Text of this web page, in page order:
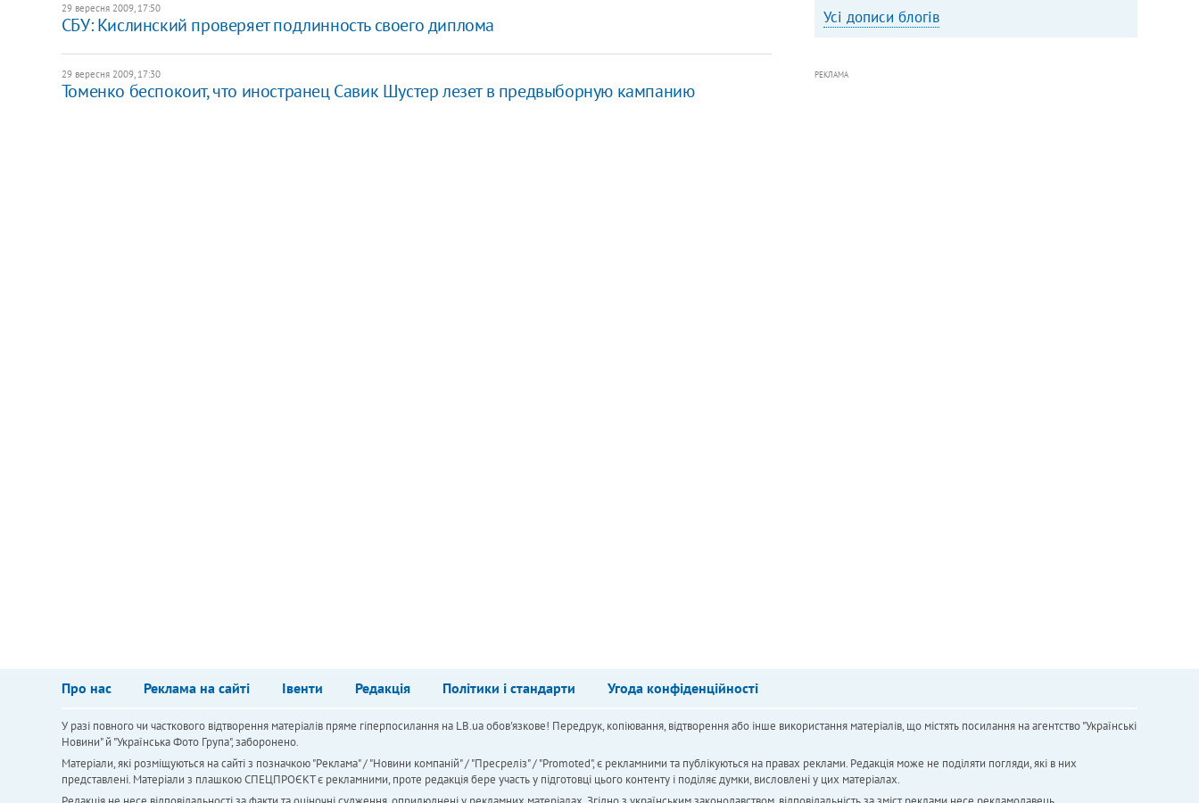
29 вересня 2009, 17:50
СБУ: Кислинский проверяет подлинность своего диплома
29 вересня 2009, 17:30
Томенко беспокоит, что иностранец Савик Шустер лезет в предвыборную кампанию
Усі дописи блогів
РЕКЛАМА
Про нас Реклама на сайті Івенти Редакція Політики і стандарти Угода конфіденційності
У разі повного чи часткового відтворення матеріалів пряме гіперпосилання на LB.ua обов'язкове! Передрук, копіювання, відтворення або інше використання матеріалів, що містять посилання на агентство "Українськi
Новини" й "Українська Фото Група", заборонено.
Матеріали, які розміщуються на сайті з позначкою "Реклама" / "Новини компаній" / "Пресреліз" / "Promoted", є рекламними та публікуються на правах реклами. Редакція може не поділяти погляди, які в них
представлені. Матеріали з плашкою СПЕЦПРОЄКТ є рекламними, проте редакція бере участь у підготовці цього контенту і поділяє думки, висловлені у цих матеріалах.